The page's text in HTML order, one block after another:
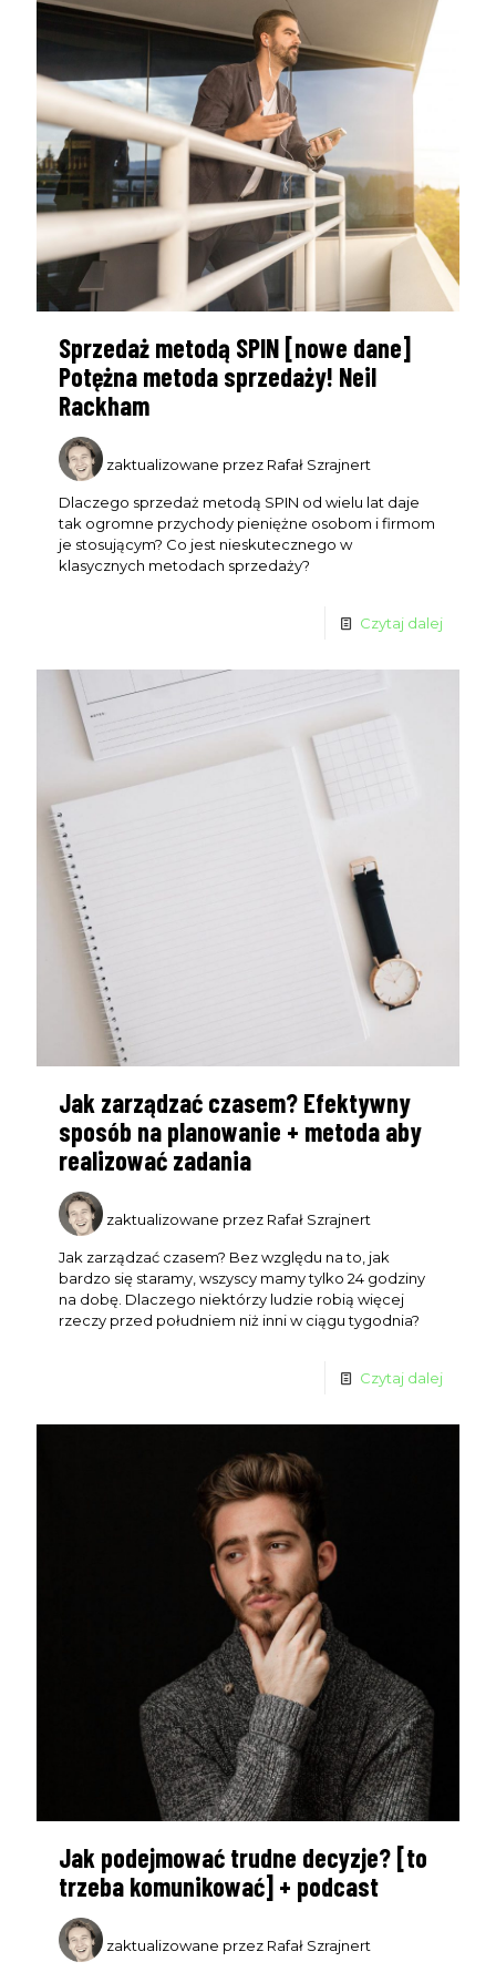
Sprzedaż metodą SPIN [nowe dane]
Potężna metoda sprzedaży! Neil
Rackham
zaktualizowane przez Rafał Szrajnert
Dlaczego sprzedaż metodą SPIN od wielu lat daje
tak ogromne przychody pieniężne osobom i firmom
je stosującym? Co jest nieskutecznego w
klasycznych metodach sprzedaży?
Czytaj dalej
Jak zarządzać czasem? Efektywny
sposób na planowanie + metoda aby
realizować zadania
zaktualizowane przez Rafał Szrajnert
Jak zarządzać czasem? Bez względu na to, jak
bardzo się staramy, wszyscy mamy tylko 24 godziny
na dobę. Dlaczego niektórzy ludzie robią więcej
rzeczy przed południem niż inni w ciągu tygodnia?
Czytaj dalej
Jak podejmować trudne decyzje? [to
trzeba komunikować] + podcast
zaktualizowane przez Rafał Szrajnert